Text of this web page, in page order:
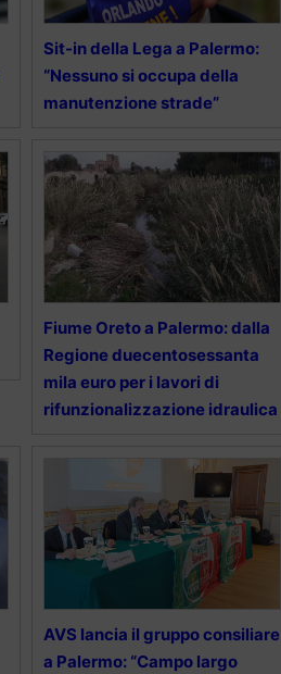
Sit-in della Lega a Palermo:
“Nessuno si occupa della
manutenzione strade”
Fiume Oreto a Palermo: dalla
Regione duecentosessanta
mila euro per i lavori di
rifunzionalizzazione idraulica
AVS lancia il gruppo consiliare
a Palermo: “Campo largo